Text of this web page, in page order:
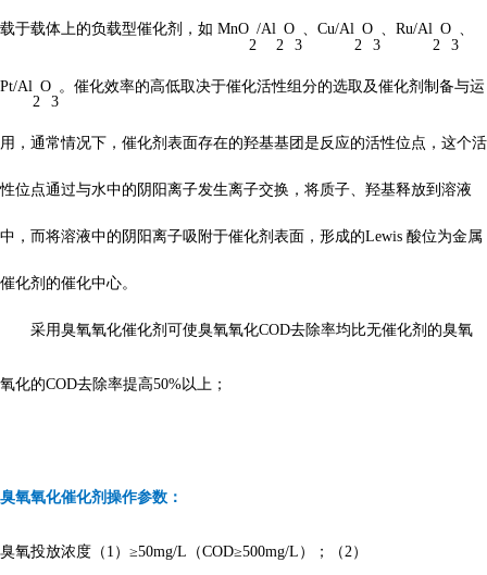
载于载体上的负载型催化剂，如 MnO
2
/Al
2
O
3
Cu/Al
2
O
3
Ru/Al
2
O
3
Pt/Al
2
O
3
。催化效率的高低取决于催化活性组分的选取及催化剂制备与运
用，通常情况下，催化剂表面存在的羟基基团是反应的活性位点，这个活
性位点通过与水中的阴阳离子发生离子交换，将质子、羟基释放到溶液
中，而将溶液中的阴阳离子吸附于催化剂表面，形成的Lewis 酸位为金属
催化剂的催化中心。
采用臭氧氧化催化剂可使臭氧氧化COD去除率均比无催化剂的臭氧
氧化的COD去除率提高50%以上；
臭氧氧化催化剂操作参数：
臭氧投放浓度（ 1 ）≥50mg/L （COD≥500mg/L ）；（2）